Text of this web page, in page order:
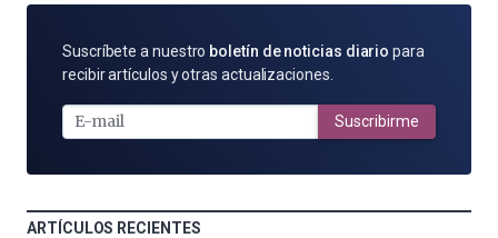
SUSCRÍBETE
POR
MAIL
Suscríbete a nuestro boletín de noticias diario para
recibir artículos y otras actualizaciones.
Suscribirme
ARTÍCULOS RECIENTES